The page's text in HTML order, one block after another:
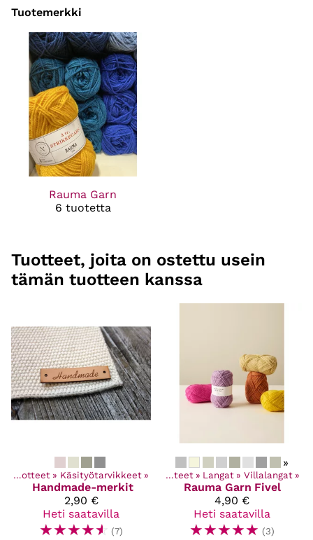
Tuotemerkki
Rauma Garn
6 tuotetta
Tuotteet, joita on ostettu usein
tämän tuotteen kanssa
Kaikki tuotteet ‪» Käsityötarvikkeet ‪»
Handmade-merkit
2,90 €
Heti saatavilla
☆☆☆☆☆ (7)
»
Kaikki tuotteet ‪» Langat ‪» Villalangat ‪»
Rauma Garn Fivel
4,90 €
Heti saatavilla
☆☆☆☆☆ (3)